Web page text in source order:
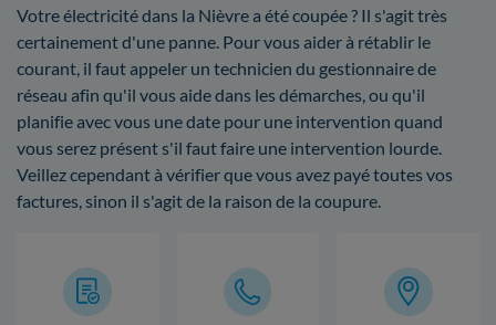
Votre électricité dans la Nièvre a été coupée ? Il s'agit très
certainement d'une panne. Pour vous aider à rétablir le
courant, il faut appeler un technicien du gestionnaire de
réseau afin qu'il vous aide dans les démarches, ou qu'il
planifie avec vous une date pour une intervention quand
vous serez présent s'il faut faire une intervention lourde.
Veillez cependant à vérifier que vous avez payé toutes vos
factures, sinon il s'agit de la raison de la coupure.